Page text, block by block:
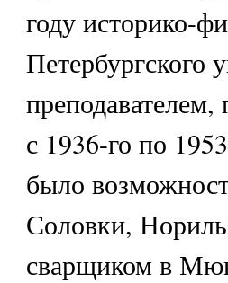
году историко-
Петербургского
преподавателем,
с 1936-го по
было
Соловки,
сварщиком в